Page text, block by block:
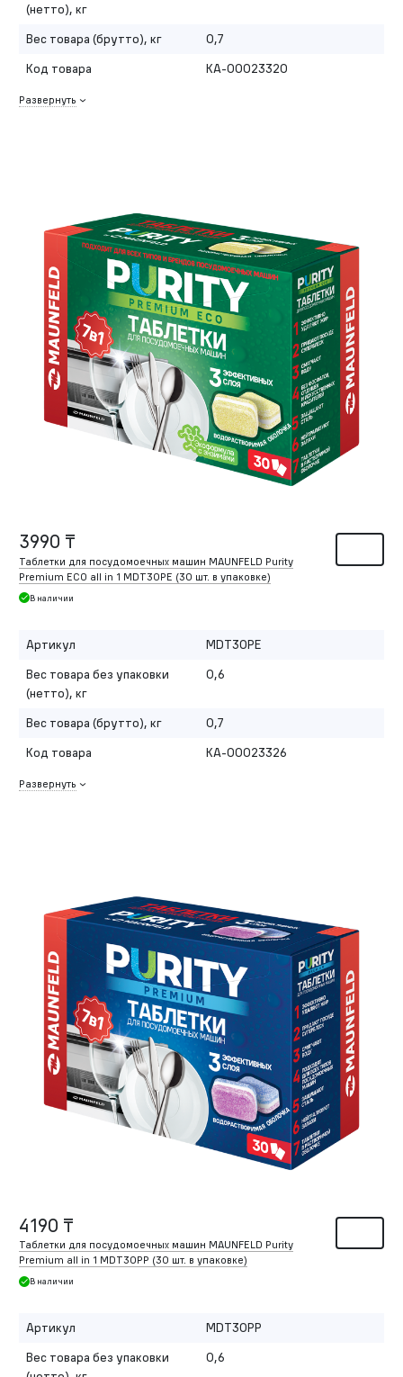
(нетто), кг
Вес товара (брутто), кг
0,7
Код товара
КА-00023320
Развернуть
3990 ₸
Таблетки для посудомоечных машин MAUNFELD Purity
Premium ECO all in 1 MDT30PE (30 шт. в упаковке)
В наличии
Артикул
MDT30PE
Вес товара без упаковки
(нетто), кг
0,6
Вес товара (брутто), кг
0,7
Код товара
КА-00023326
Развернуть
4190 ₸
Таблетки для посудомоечных машин MAUNFELD Purity
Premium all in 1 MDT30PP (30 шт. в упаковке)
В наличии
Артикул
MDT30PP
Вес товара без упаковки
0,6